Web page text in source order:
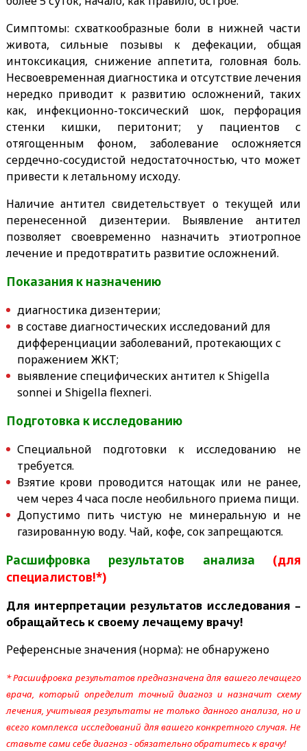
Симптомы: схваткообразные боли в нижней части
живота, сильные позывы к дефекации, общая
интоксикация, снижение аппетита, головная боль.
Несвоевременная диагностика и отсутствие лечения
нередко приводит к развитию осложнений, таких
как, инфекционно-токсический шок, перфорация
стенки кишки, перитонит; у пациентов с
отягощенным фоном, заболевание осложняется
сердечно-сосудистой недостаточностью, что может
привести к летальному исходу.
Наличие антител свидетельствует о текущей или
перенесенной дизентерии. Выявление антител
позволяет своевременно назначить этиотропное
лечение и предотвратить развитие осложнений.
Показания к назначению
диагностика дизентерии;
в составе диагностических исследований для
дифференциации заболеваний, протекающих с
поражением ЖКТ;
выявление специфических антител к Shigella
sonnei и Shigella flexneri.
Подготовка к исследованию
Специальной подготовки к исследованию не
требуется.
Взятие крови проводится натощак или не ранее,
чем через 4 часа после необильного приема пищи.
Допустимо питьчистую не минеральную и не
газированную воду. Чай, кофе, сок запрещаются.
Расшифровка результатов анализа (для
специалистов!*)
Для интерпретации результатов исследования –
обращайтесь к своему лечащему врачу!
Референсные значения (норма): не обнаружено
* Расшифровка результатов предназначена для вашего лечащего
врача, который определит точный диагноз и назначит схему
лечения, учитывая результаты не только данного анализа, но и
всего комплекса исследований для вашего конкретного случая. Не
ставьте сами себе диагноз - обязательно обратитесь к врачу!